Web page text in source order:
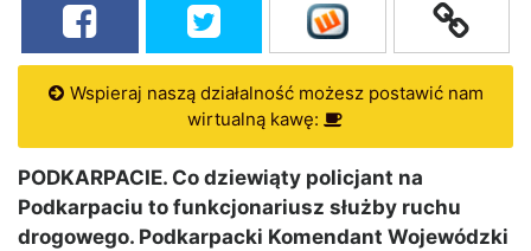
Wspieraj naszą działalność możesz postawić nam
wirtualną kawę:
PODKARPACIE. Co dziewiąty policjant na
Podkarpaciu to funkcjonariusz służby ruchu
drogowego. Podkarpacki Komendant Wojewódzki